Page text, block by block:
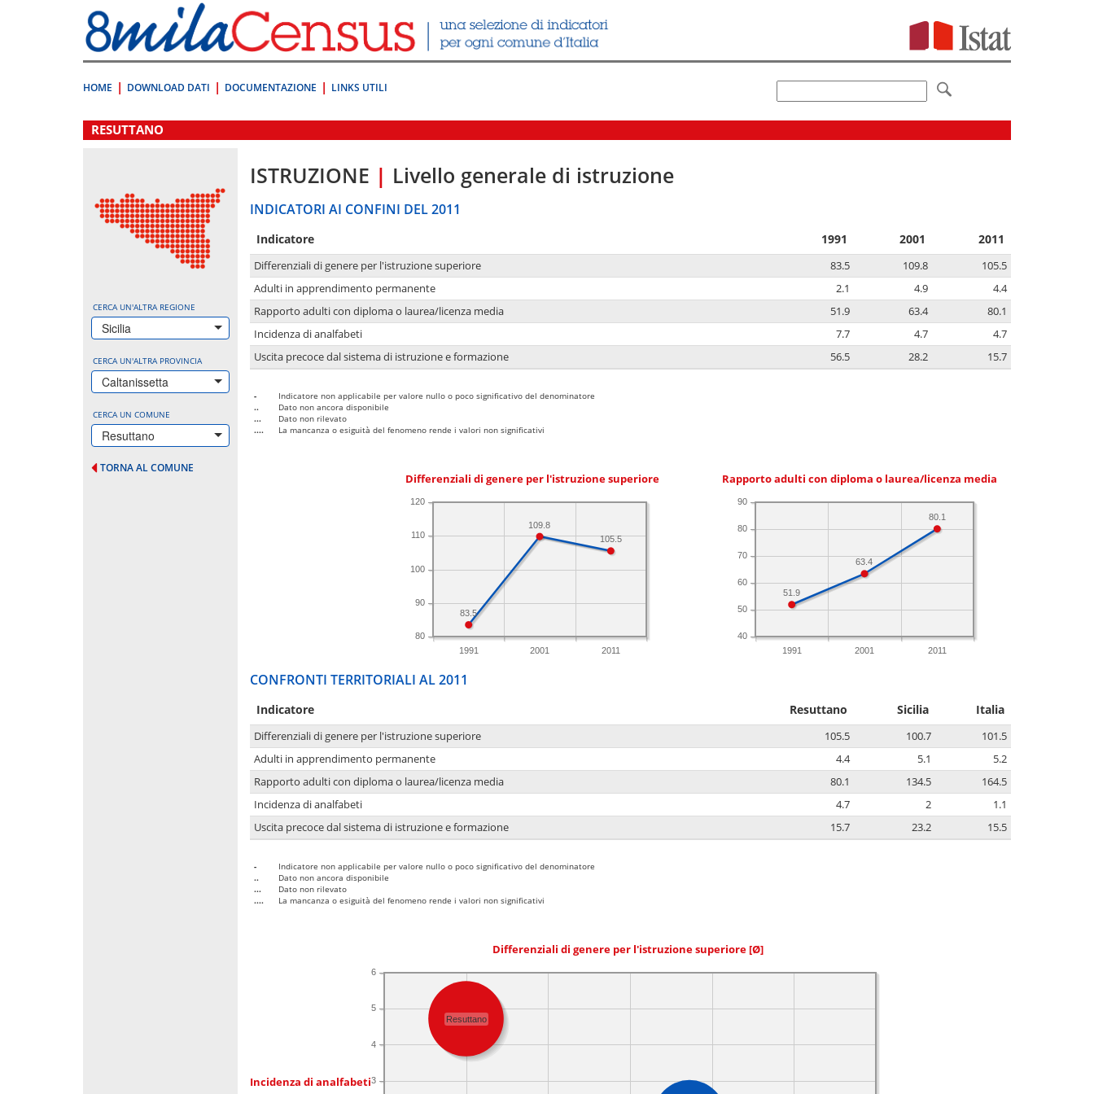
direttamente
a:
Contenuto
HOME DOWNLOAD DATI DOCUMENTAZIONE LINKS UTILI
.
RESUTTANO
CERCA UN'ALTRA REGIONE
Sicilia
CERCA UN'ALTRA PROVINCIA
Caltanissetta
CERCA UN COMUNE
Resuttano
TORNA AL COMUNE
ISTRUZIONE | Livello generale di istruzione
INDICATORI AI CONFINI DEL 2011
Indicatore 1991 2001 2011
Differenziali di genere per l'istruzione superiore 83.5 109.8
105.5
Adulti in apprendimento permanente
2.1 4.9
4.4
Rapporto adulti con diploma o laurea/licenza media
51.9 63.4
80.1
Incidenza di analfabeti
7.7 4.7
4.7
Uscita precoce dal sistema di istruzione e formazione
56.5 28.2 15.7
-
Indicatore non applicabile per valore nullo o poco significativo del denominatore
..
Dato non ancora disponibile
...
Dato non rilevato
....
La mancanza o esiguità del fenomeno rende i valori non significativi
Differenziali di genere per l'istruzione superiore
1991 2001 2011
80
90
100
110
120
105.5
109.8
83.5
Rapporto adulti con diploma o laurea/licenza media
1991 2001 2011
40
50
60
70
80
90
80.1
63.4
51.9
CONFRONTI TERRITORIALI AL 2011
Indicatore Resuttano Sicilia Italia
Differenziali di genere per l'istruzione superiore 105.5 100.7
101.5
Adulti in apprendimento permanente
4.4 5.1
5.2
Rapporto adulti con diploma o laurea/licenza media
80.1 134.5
164.5
Incidenza di analfabeti
4.7 2
1.1
Uscita precoce dal sistema di istruzione e formazione
15.7 23.2 15.5
-
Indicatore non applicabile per valore nullo o poco significativo del denominatore
..
Dato non ancora disponibile
...
Dato non rilevato
....
La mancanza o esiguità del fenomeno rende i valori non significativi
Differenziali di genere per l'istruzione superiore [Ø]
Incidenza di analfabeti3
4
5
6
Resuttano